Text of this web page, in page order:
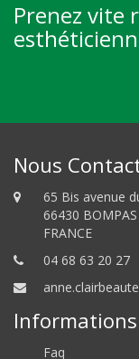
Prenez vite
Nous
65 Bis avenue
66430 BOMPAS
FRANCE
04 68 63 20 27
Informations
Faq